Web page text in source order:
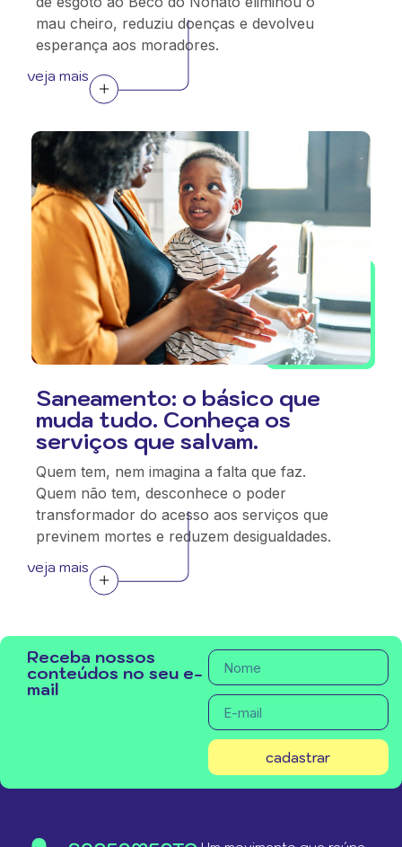
mau cheiro, reduziu doenças e devolveu
esperança aos moradores.
veja mais
Saneamento: o básico que
muda tudo. Conheça os
serviços que salvam.
Quem tem, nem imagina a falta que faz.
Quem não tem, desconhece o poder
transformador do acesso aos serviços que
previnem mortes e reduzem desigualdades.
veja mais
Receba nossos
conteúdos no seu e-
mail
cadastrar